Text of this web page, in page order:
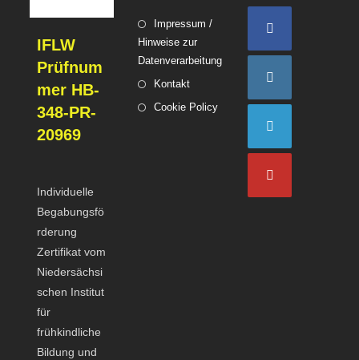
IFLW
Prüfnum
mer HB-
348-PR-
20969
Individuelle
Begabungsfö
rderung
Zertifikat vom
Niedersächsi
schen Institut
für
frühkindliche
Bildung und
Impressum /
Hinweise zur
Datenverarbeitung
Kontakt
Cookie Policy